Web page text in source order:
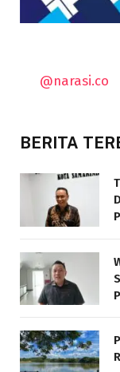
@narasi.co
BERITA